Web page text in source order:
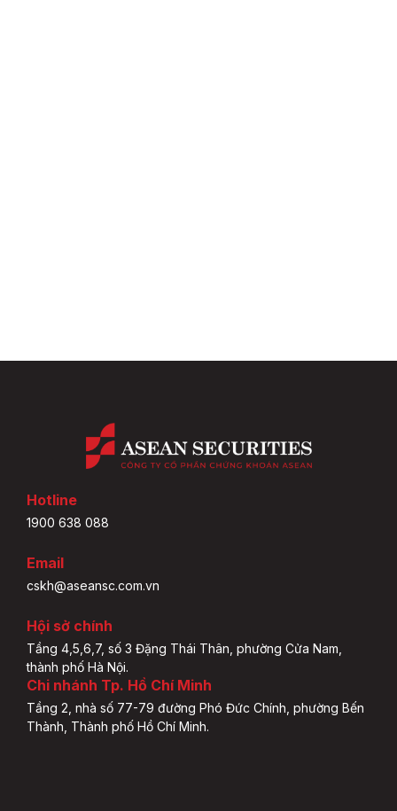
Hotline
1900 638 088
Email
cskh@aseansc.com.vn
Hội sở chính
Tầng 4,5,6,7, số 3 Đặng Thái Thân, phường Cửa Nam,
thành phố Hà Nội.
Chi nhánh Tp. Hồ Chí Minh
Tầng 2, nhà số 77-79 đường Phó Đức Chính, phường Bến
Thành, Thành phố Hồ Chí Minh.